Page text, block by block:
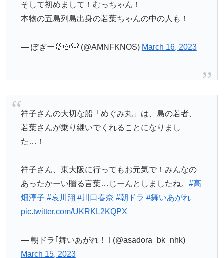
そして初めまして！むっちゃん！
本物の五島列島出身の若葉ちゃんの中の人も！
— ぽぎー🐰🐱🐻 (@AMNFKNOS) March 16, 2023
祥子さんの大切な船「めぐみ丸」は、島の若者、
若葉さんが乗り継いでくれることになりまし
た…！
祥子さん、東大阪に行ってもお元気で！みんなの
あったかーい贈る言葉…じーんとしましたね。 #高
畑淳子 #哀川翔 #川口春奈 #朝ドラ #舞いあがれ
pic.twitter.com/UKRKL2KQPX
— 朝ドラ｢舞いあがれ！｣ (@asadora_bk_nhk)
March 15, 2023